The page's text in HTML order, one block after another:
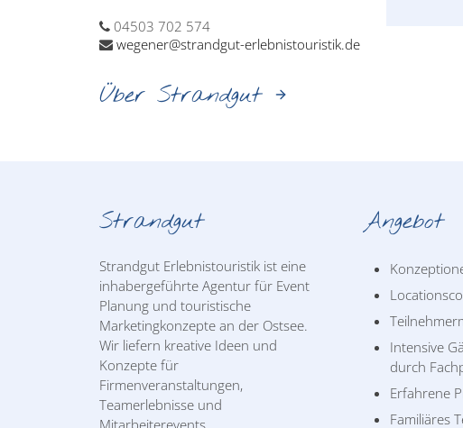
04503 702 574
wegener@strandgut-erlebnistouristik.de
Über Strandgut
Strandgut
Strandgut Erlebnistouristik ist eine
inhabergeführte Agentur für Event
Planung und touristische
Marketingkonzepte an der Ostsee.
Wir liefern kreative Ideen und
Konzepte für
Firmenveranstaltungen,
Teamerlebnisse und
Mitarbeiterevents.
Angebot
Intensive
durch
Erfahrene
Familiäres